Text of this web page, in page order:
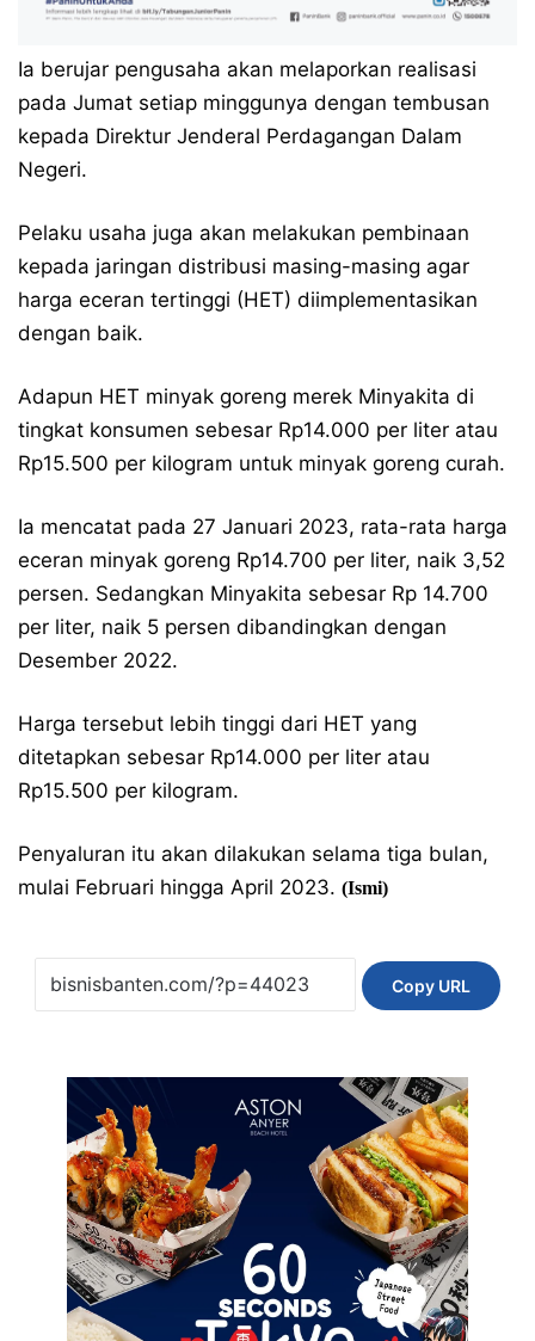
Ia berujar pengusaha akan melaporkan realisasi
pada Jumat setiap minggunya dengan tembusan
kepada Direktur Jenderal Perdagangan Dalam
Negeri.
Pelaku usaha juga akan melakukan pembinaan
kepada jaringan distribusi masing-masing agar
harga eceran tertinggi (HET) diimplementasikan
dengan baik.
Adapun HET minyak goreng merek Minyakita di
tingkat konsumen sebesar Rp14.000 per liter atau
Rp15.500 per kilogram untuk minyak goreng curah.
Ia mencatat pada 27 Januari 2023, rata-rata harga
eceran minyak goreng Rp14.700 per liter, naik 3,52
persen. Sedangkan Minyakita sebesar Rp 14.700
per liter, naik 5 persen dibandingkan dengan
Desember 2022.
Harga tersebut lebih tinggi dari HET yang
ditetapkan sebesar Rp14.000 per liter atau
Rp15.500 per kilogram.
Penyaluran itu akan dilakukan selama tiga bulan,
mulai Februari hingga April 2023. (Ismi)
Copy URL